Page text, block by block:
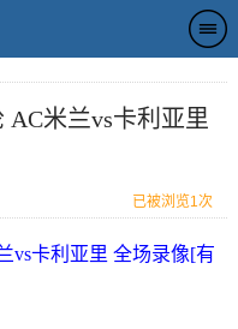
AC米兰vs卡利亚里
已被浏览1次
vs卡利亚里 全场录像[有